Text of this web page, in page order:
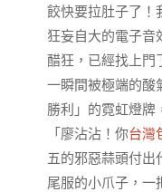
餃快要拉肚子了！
狂妄自大的電子音
醋狂，已經找上門
一瞬間被極端的酸
勝利」的霓虹燈牌
「廖沾沾！你台灣
五的邪惡蒜頭付出
尾服的小爪子，一